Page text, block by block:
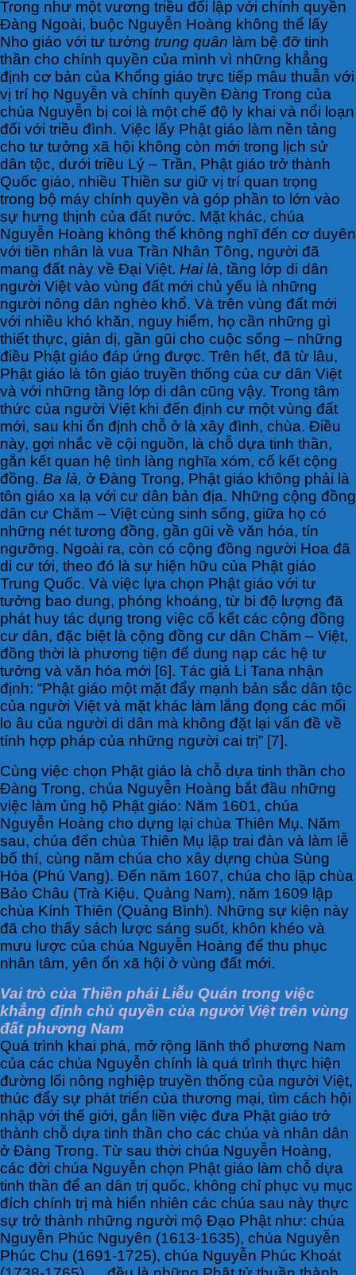
Trong như một vương triều đối lập với chính quyền
Đàng Ngoài, buộc Nguyễn Hoàng không thể lấy
Nho giáo với tư tưởng trung quân làm bệ đỡ tinh
thần cho chính quyền của mình vì những khẳng
định cơ bản của Khổng giáo trực tiếp mâu thuẫn với
vị trí họ Nguyễn và chính quyền Đàng Trong của
chúa Nguyễn bị coi là một chế độ ly khai và nổi loạn
đối với triều đình. Việc lấy Phật giáo làm nền tảng
cho tư tưởng xã hội không còn mới trong lịch sử
dân tộc, dưới triều Lý – Trần, Phật giáo trở thành
Quốc giáo, nhiều Thiền sư giữ vị trí quan trọng
trong bộ máy chính quyền và góp phần to lớn vào
sự hưng thịnh của đất nước. Mặt khác, chúa
Nguyễn Hoàng không thể không nghĩ đến cơ duyên
với tiền nhân là vua Trần Nhân Tông, người đã
mang đất này về Đại Việt. Hai là, tầng lớp di dân
người Việt vào vùng đất mới chủ yếu là những
người nông dân nghèo khổ. Và trên vùng đất mới
với nhiều khó khăn, nguy hiểm, họ cần những gì
thiết thực, giản dị, gần gũi cho cuộc sống – những
điều Phật giáo đáp ứng được. Trên hết, đã từ lâu,
Phật giáo là tôn giáo truyền thống của cư dân Việt
và với những tầng lớp di dân cũng vậy. Trong tâm
thức của người Việt khi đến định cư một vùng đất
mới, sau khi ổn định chỗ ở là xây đình, chùa. Điều
này, gợi nhắc về cội nguồn, là chỗ dựa tinh thần,
gắn kết quan hệ tình làng nghĩa xóm, cố kết cộng
đồng. Ba là, ở Đàng Trong, Phật giáo không phải là
tôn giáo xa lạ với cư dân bản địa. Những cộng đồng
dân cư Chăm – Việt cùng sinh sống, giữa họ có
những nét tương đồng, gần gũi về văn hóa, tín
ngưỡng. Ngoài ra, còn có cộng đồng người Hoa đã
di cư tới, theo đó là sự hiện hữu của Phật giáo
Trung Quốc. Và việc lựa chọn Phật giáo với tư
tưởng bao dung, phóng khoáng, từ bi độ lượng đã
phát huy tác dụng trong việc cố kết các cộng đồng
cư dân, đặc biệt là cộng đồng cư dân Chăm – Việt,
đồng thời là phương tiện để dung nạp các hệ tư
tưởng và văn hóa mới [6]. Tác giả Li Tana nhận
định: “Phật giáo một mặt đẩy mạnh bản sắc dân tộc
của người Việt và mặt khác làm lắng đọng các mối
lo âu của người di dân mà không đặt lại vấn đề về
tính hợp pháp của những người cai trị” [7].
Cùng việc chọn Phật giáo là chỗ dựa tinh thần cho
Đàng Trong, chúa Nguyễn Hoàng bắt đầu những
việc làm ủng hộ Phật giáo: Năm 1601, chúa
Nguyễn Hoàng cho dựng lại chùa Thiên Mụ. Năm
sau, chúa đến chùa Thiên Mụ lập trai đàn và làm lễ
bố thí, cùng năm chúa cho xây dựng chùa Sùng
Hóa (Phú Vang). Đến năm 1607, chúa cho lập chùa
Bảo Châu (Trà Kiệu, Quảng Nam), năm 1609 lập
chùa Kính Thiên (Quảng Bình). Những sự kiện này
đã cho thấy sách lược sáng suốt, khôn khéo và
mưu lược của chúa Nguyễn Hoàng để thu phục
nhân tâm, yên ổn xã hội ở vùng đất mới.
Vai trò của Thiền phái Liễu Quán trong việc
khẳng định chủ quyền của người Việt trên vùng
đất phương Nam
Quá trình khai phá, mở rộng lãnh thổ phương Nam
của các chúa Nguyễn chính là quá trình thực hiện
đường lối nông nghiệp truyền thống của người Việt,
thúc đẩy sự phát triển của thương mại, tìm cách hội
nhập với thế giới, gắn liền việc đưa Phật giáo trở
thành chỗ dựa tinh thần cho các chúa và nhân dân
ở Đàng Trong. Từ sau thời chúa Nguyễn Hoàng,
các đời chúa Nguyễn chọn Phật giáo làm chỗ dựa
tinh thần để an dân trị quốc, không chỉ phục vụ mục
đích chính trị mà hiển nhiên các chúa sau này thực
sự trở thành những người mộ Đạo Phật như: chúa
Nguyễn Phúc Nguyên (1613-1635), chúa Nguyễn
Phúc Chu (1691-1725), chúa Nguyễn Phúc Khoát